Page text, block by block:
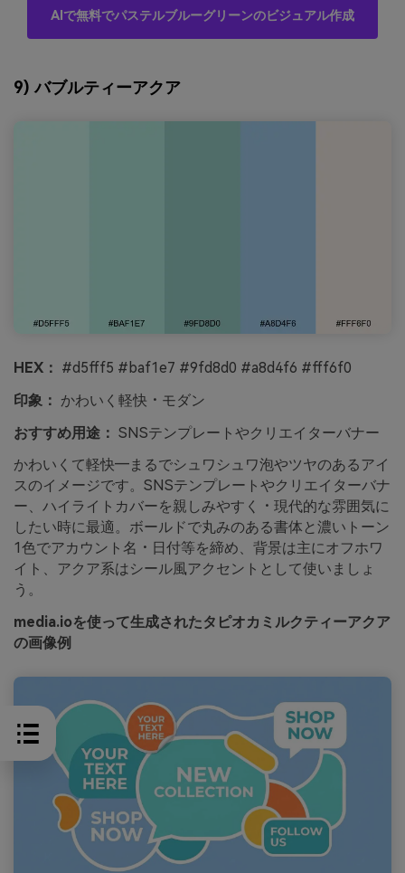
AIで無料でパステルブルーグリーンのビジュアル作成
9) バブルティーアクア
HEX： #d5fff5 #baf1e7 #9fd8d0 #a8d4f6 #fff6f0
印象： かわいく軽快・モダン
おすすめ用途： SNSテンプレートやクリエイターバナー
かわいくて軽快―まるでシュワシュワ泡やツヤのあるアイ
スのイメージです。SNSテンプレートやクリエイターバナ
ー、ハイライトカバーを親しみやすく・現代的な雰囲気に
したい時に最適。ボールドで丸みのある書体と濃いトーン
1色でアカウント名・日付等を締め、背景は主にオフホワ
イト、アクア系はシール風アクセントとして使いましょ
う。
media.ioを使って生成されたタピオカミルクティーアクア
の画像例